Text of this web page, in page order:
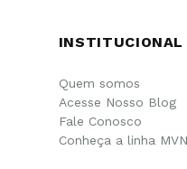
INSTITUCIONAL
Quem somos
Acesse Nosso Blog
Fale Conosco
Conheça a linha